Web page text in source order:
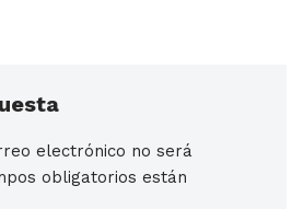
electrónico no será
obligatorios están